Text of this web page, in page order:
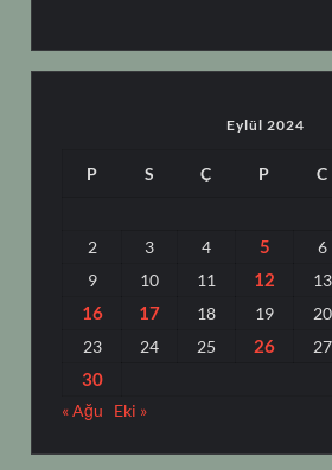
Eylül 2024
P S Ç P C
2 3 4 5 6
9
10 11 12 13
16 17 18 19 20
23
24 25 26 27
30
« Ağu Eki »